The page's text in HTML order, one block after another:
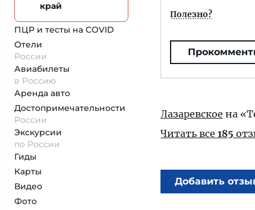
край
ПЦР и тесты на COVID
Отели
России
Авиабилеты
в Россию
Аренда авто
Достопримеча­тельности
России
Экскурсии
по России
Гиды
Карты
Видео
Фото
Полезно?
Лазаревское на
Читать все 185
Добавить